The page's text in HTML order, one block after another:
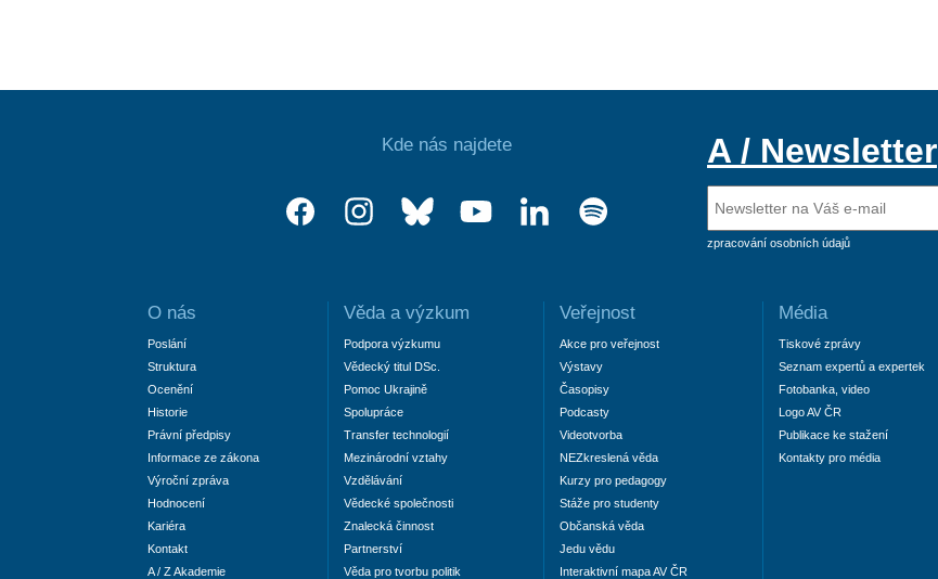
Kde nás najdete A / Newsletter
zpracování osobních údajů
O nás
Poslání
Struktura
Ocenění
Historie
Právní předpisy
Informace ze zákona
Výroční zpráva
Hodnocení
Kariéra
Kontakt
A / Z Akademie
Věda a výzkum
Podpora výzkumu
Vědecký titul DSc.
Pomoc Ukrajině
Spolupráce
Transfer technologií
Mezinárodní vztahy
Vzdělávání
Vědecké společnosti
Znalecká činnost
Partnerství
Věda pro tvorbu politik
Veřejnost
Akce pro veřejnost
Výstavy
Časopisy
Podcasty
Videotvorba
NEZkreslená věda
Kurzy pro pedagogy
Stáže pro studenty
Občanská věda
Jedu vědu
Interaktivní mapa AV ČR
Média
Tiskové zprávy
Seznam expertů a expertek
Fotobanka, video
Logo AV ČR
Publikace ke stažení
Kontakty pro média